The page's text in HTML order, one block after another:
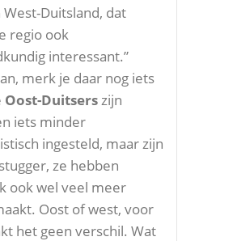
West-Duitsland, dat
regio ook
interessant.”
merk je daar nog iets
Oost-Duitserszijn
iets minder
ingesteld, maar zijn
ze hebben
ook wel veel meer
Oost of west, voor
het geen verschil. Wat